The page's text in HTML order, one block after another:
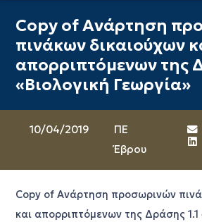
Copy of Aνάρτηση
πινάκων δικαιούχων
απορριπτόμενων της
«Βιολογική Γεωργία»
10/04/2019
ΠΕ
Έβρου
Copy of Aνάρτηση προσωρινών
και απορριπτόμενων της Δράσης 1.1